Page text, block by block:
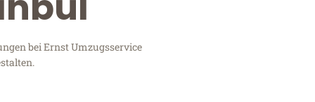
bei Ernst Umzugsservice